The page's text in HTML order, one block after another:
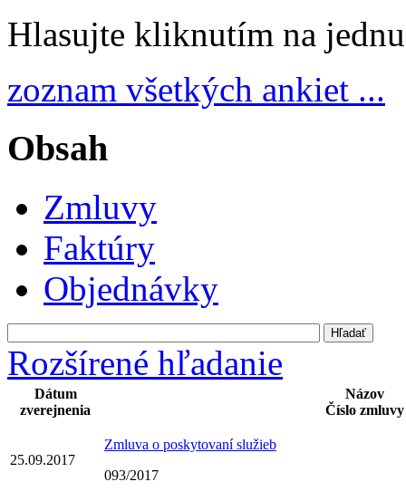
Hlasujte kliknutím na
zoznam všetkých ankiet ...
Obsah
Zmluvy
Faktúry
Objednávky
Rozšírené hľadanie
Dátum
zverejnenia
Názov
Číslo zmluvy
25.09.2017
Zmluva o poskytovaní služieb
093/2017